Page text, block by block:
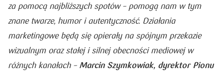
za pomocą najbliższych spotów – pomogą nam w tym
znane twarze, humor i autentyczność. Działania
marketingowe będą się opierały na spójnym przekazie
wizualnym oraz stałej i silnej obecności mediowej w
różnych kanałach – Marcin Szymkowiak, dyrektor Pionu